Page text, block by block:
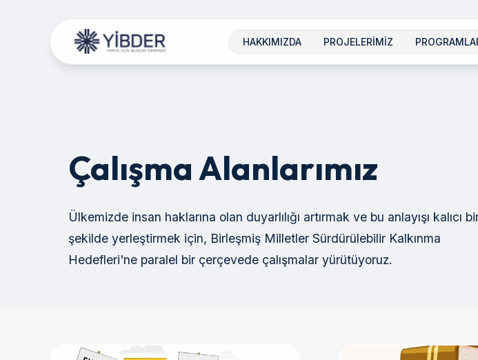
HAKKIMIZDA PROJELERİMİZ
Çalışma Alanlarımız
Ülkemizde insan haklarına olan duyarlılığı artırmak ve bu anlayışı kalıcı
şekilde yerleştirmek için, Birleşmiş Milletler Sürdürülebilir Kalkınma
Hedefleri'ne paralel bir çerçevede çalışmalar yürütüyoruz.